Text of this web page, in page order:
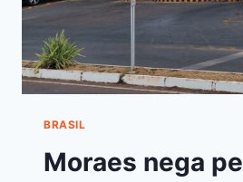
BRASIL
Moraes nega